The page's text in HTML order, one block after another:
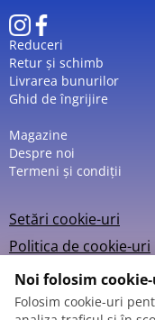
Reduceri
Retur și schimb
Livrarea bunurilor
Ghid de îngrijire
Magazine
Despre noi
Termeni și condiții
Setări cookie-uri
Politica de cookie-uri
Noi folosim
Folosim cookie-uri